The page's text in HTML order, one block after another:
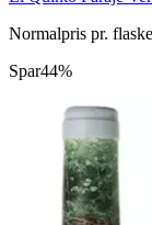
Normalpris pr.
Spar44%